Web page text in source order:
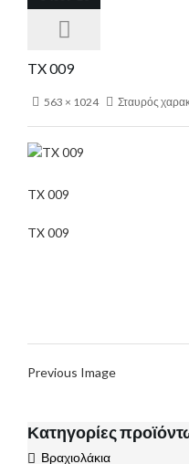
TX 009
563 × 1024 Σταυρός
TX 009
TX 009
Previous Image
Κατηγορίες
Βραχιολάκια